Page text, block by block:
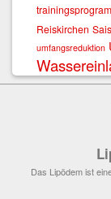
Reiskirchen
umfangsreduktion
Das Lipödem ist